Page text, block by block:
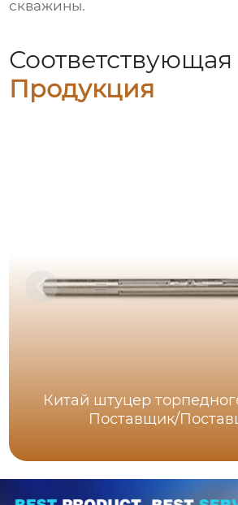
скважины.
Соответствующая
Продукция
Китай штуцер
Поставщик/